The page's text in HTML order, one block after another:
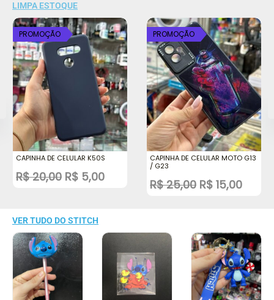
LIMPA ESTOQUE
PROMOÇÃO
CAPINHA DE CELULAR K50S
R$20,00
O
preço
original
era:
R$ 20,00.
R$ 5,00
O
preço
atual
é:
R$ 5,00.
PROMOÇÃO
CAPINHA DE CELULAR MOTO G13
/ G23
R$25,00
O
preço
original
era:
R$ 25,00.
R$ 15,00
O
preço
atual
é:
R$
VER TUDO DO STITCH
Sale!
O
preço
original
era:
R$ 219,90.
O
preço
atual
é:
R$